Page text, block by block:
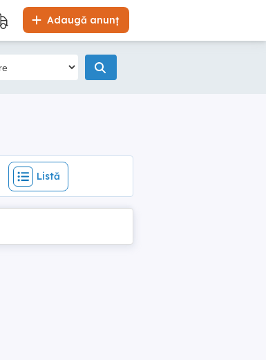
Adaugă anunț
Listă
Listă